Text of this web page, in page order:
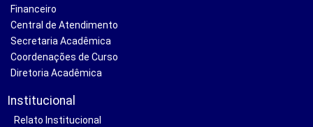
Financeiro
Central de Atendimento
Secretaria Acadêmica
Coordenações de Curso
Diretoria Acadêmica
Institucional
Relato Institucional